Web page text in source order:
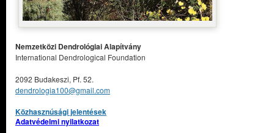
Nemzetközi Dendrológiai Alapítvány
International Dendrological Foundation
2092 Budakeszi, Pf. 52.
dendrologia100@gmail.com
Közhasznúsági jelentések
Adatvédelmi nyilatkozat